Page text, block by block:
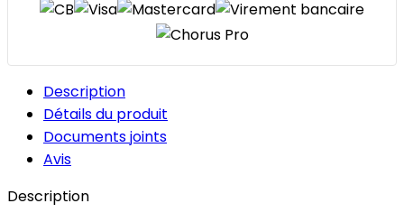
Description
Détails du produit
Documents joints
Avis
Description